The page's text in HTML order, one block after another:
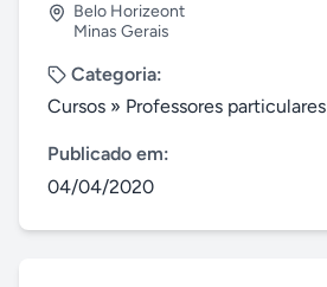
Belo Horizeont
Minas Gerais
Categoria:
Cursos » Professores particulares
Publicado em:
04/04/2020